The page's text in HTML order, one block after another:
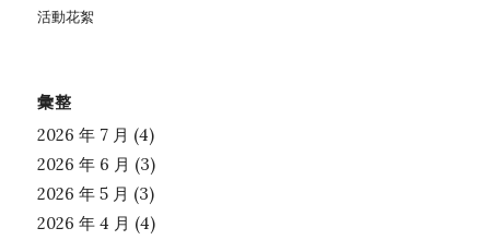
活動花絮
彙整
2026 年 7 月 (4)
2026 年 6 月 (3)
2026 年 5 月 (3)
2026 年 4 月 (4)